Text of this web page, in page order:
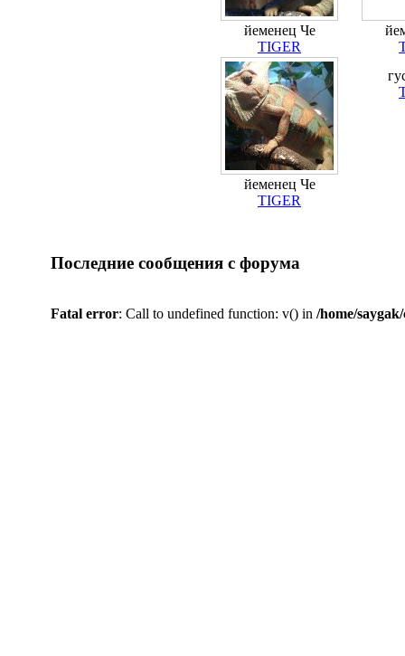
йеменец Че
TIGER
йеменец Че
TIGER
Последние сообщения с форума
Fatal error: Call to undefined function: v() in /home/